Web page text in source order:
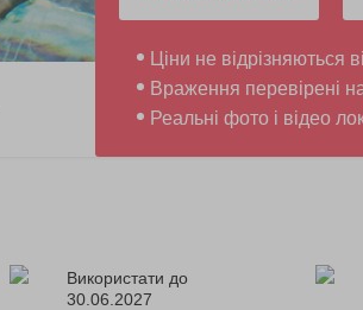
Ціни не відрізняються
Враження перевірені
Реальні фото і відео
Використати до
30.06.2027